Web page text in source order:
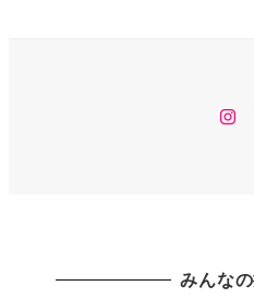
みんな